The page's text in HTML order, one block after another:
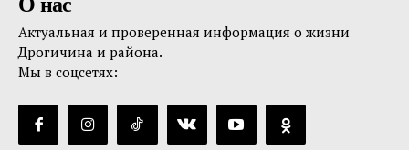
Актуальная и проверенная информация о жизни
Дрогичина и района.
Мы в соцсетях: